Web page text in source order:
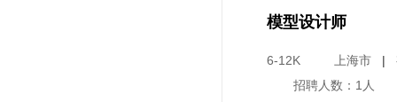
模型设计师
6-12K 上海市 |
招聘人数：1人